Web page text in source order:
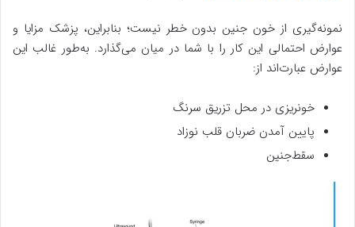
نمونه‌گیری از خون جنین بدون خطر نیست؛ بنابراین، پزشک مزایا و
عوارض احتمالی این کار را با شما در میان می‌گذارد. به‌طور غالب این
عوارض عبارت‌اند از:
خونریزی در محل تزریق سرنگ
پایین آمدن ضربان قلب نوزاد
سقط‌جنین